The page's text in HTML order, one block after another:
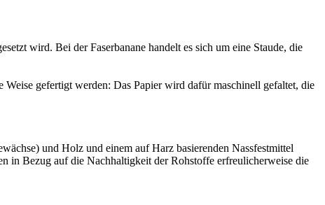
wird. Bei der Faserbanane handelt es sich um eine Staude, die
gefertigt werden: Das Papier wird dafür maschinell gefaltet, die
und Holz und einem auf Harz basierenden Nassfestmittel
in Bezug auf die Nachhaltigkeit der Rohstoffe erfreulicherweise die